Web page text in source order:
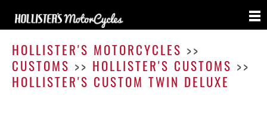
Twin
HOLLISTER'S MOTORCYCLES >>
CUSTOMS >> HOLLISTER'S CUSTOMS >>
HOLLISTER'S CUSTOM TWIN DELUXE